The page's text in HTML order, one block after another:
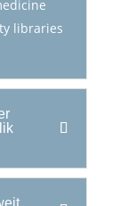
libraries